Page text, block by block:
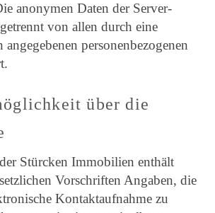
anonymen Daten der Server-
von allen durch eine
angegebenen personenbezogenen
über die
Stürcken Immobilien enthält
Vorschriften Angaben, die
Kontaktaufnahme zu